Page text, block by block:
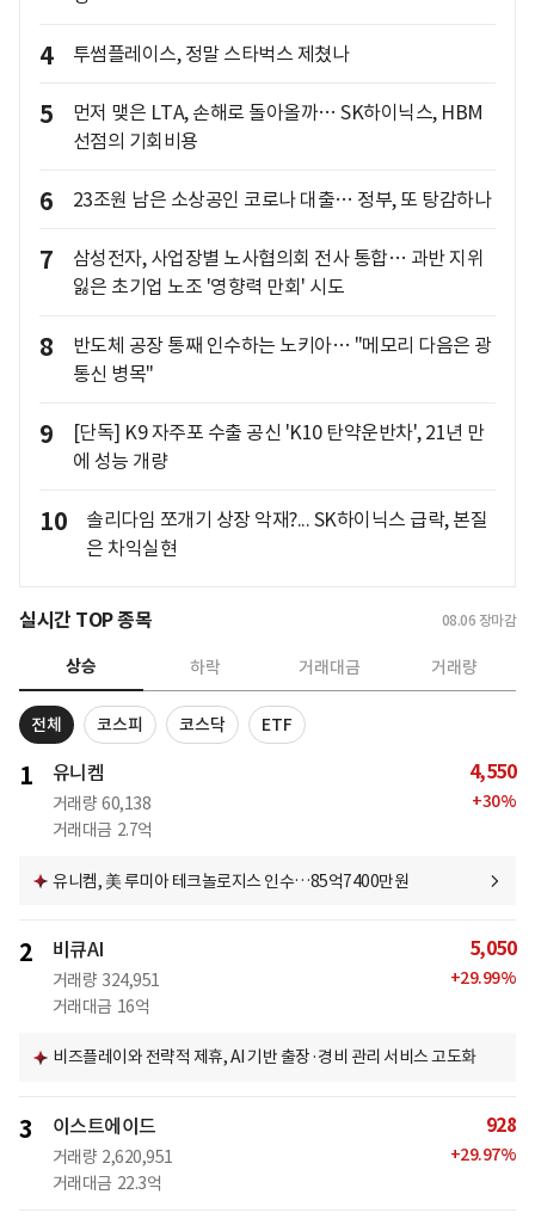
4 투썸플레이스, 정말 스타벅스 제쳤나
5
먼저 맺은 LTA, 손해로 돌아올까… SK하이닉스, HBM
선점의 기회비용
6 23조원 남은 소상공인 코로나 대출… 정부, 또 탕감하나
7
삼성전자, 사업장별 노사협의회 전사 통합… 과반 지위
잃은 초기업 노조 '영향력 만회' 시도
8
반도체 공장 통째 인수하는 노키아… "메모리 다음은 광
통신 병목"
9
[단독] K9 자주포 수출 공신 'K10 탄약운반차', 21년 만
에 성능 개량
10
솔리다임 쪼개기 상장 악재?... SK하이닉스 급락, 본질
은 차익실현
실시간 TOP 종목 08.06 장마감
상승 하락 거래대금 거래량
전체 코스피 코스닥 ETF
1 유니켐
거래량 60,138
거래대금 2.7억
4,550
+30%
유니켐, 美 루미아 테크놀로지스 인수…85억7400만원
2 비큐AI
거래량 324,951
거래대금 16억
5,050
+29.99%
비즈플레이와 전략적 제휴, AI 기반 출장·경비 관리 서비스 고도화
3 이스트에이드
거래량 2,620,951
거래대금 22.3억
928
+29.97%